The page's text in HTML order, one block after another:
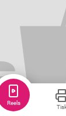
Reels